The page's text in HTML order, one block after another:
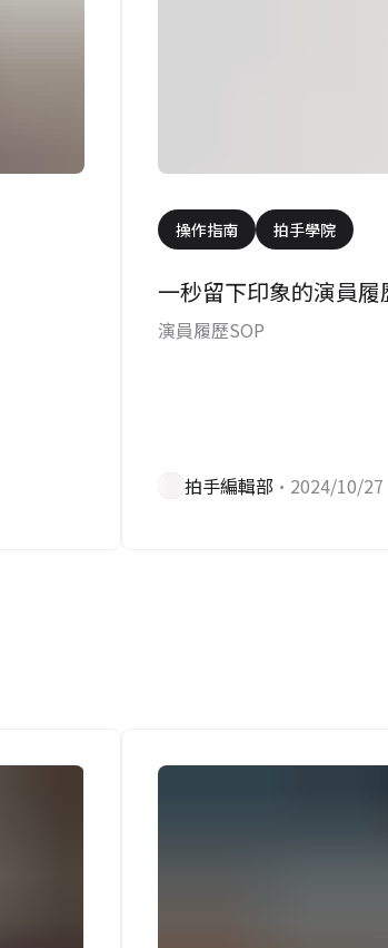
操作指南 拍手學院
一秒留下印象的演員履
演員履歷SOP
拍手編輯部 •2024/10/27